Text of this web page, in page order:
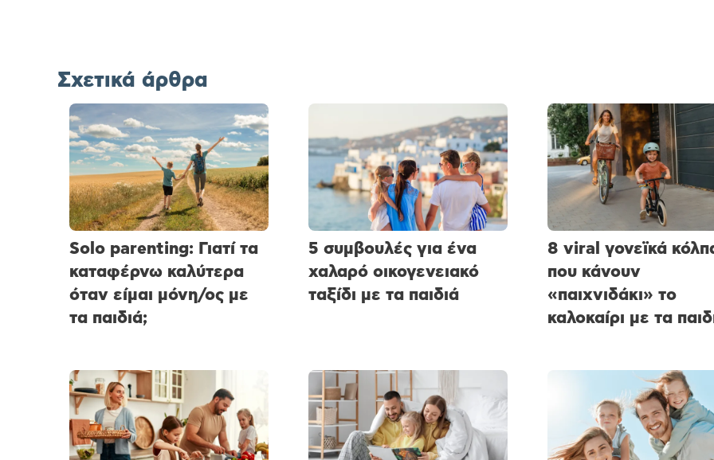
Σχετικά άρθρα
Solo parenting: Γιατί τα
καταφέρνω καλύτερα
όταν είμαι μόνη/ος με
τα παιδιά;
5 συμβουλές για ένα
χαλαρό οικογενειακό
ταξίδι με τα παιδιά
8 viral γονεϊκά
που κάνουν
«παιχνιδάκι» το
καλοκαίρι με τα